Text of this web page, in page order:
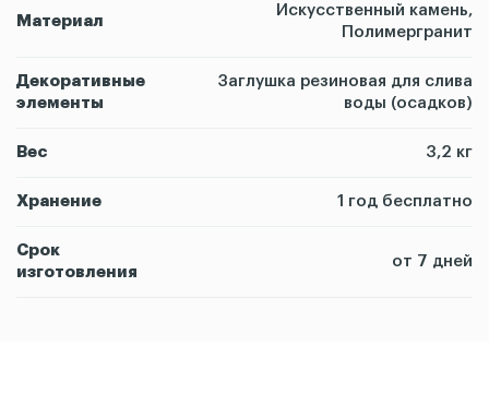
Материал
Искусственный камень,
Полимергранит
Декоративные
элементы
Заглушка резиновая для слива
воды (осадков)
Вес 3,2 кг
Хранение 1 год бесплатно
Срок
изготовления
от 7 дней